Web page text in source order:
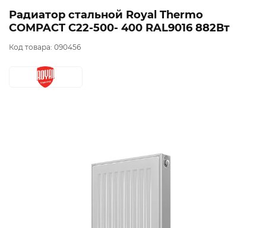
Радиатор стальной Royal Thermo
COMPACT C22-500- 400 RAL9016 882Вт
Код товара: 090456